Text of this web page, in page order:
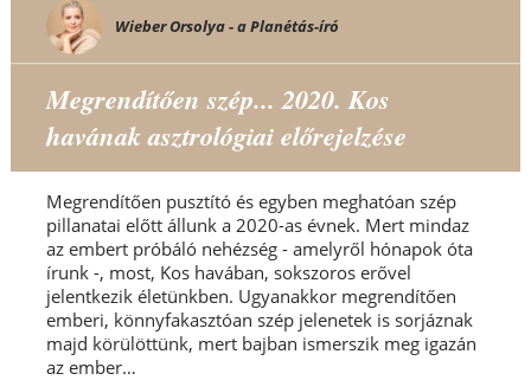
Wieber Orsolya - a Planétás-író
Megrendítően szép... 2020. Kos
havának asztrológiai előrejelzése
Megrendítően pusztító és egyben meghatóan szép
pillanatai előtt állunk a 2020-as évnek. Mert mindaz
az embert próbáló nehézség - amelyről hónapok óta
írunk -, most, Kos havában, sokszoros erővel
jelentkezik életünkben. Ugyanakkor megrendítően
emberi, könnyfakasztóan szép jelenetek is sorjáznak
majd körülöttünk, mert bajban ismerszik meg igazán
az ember…